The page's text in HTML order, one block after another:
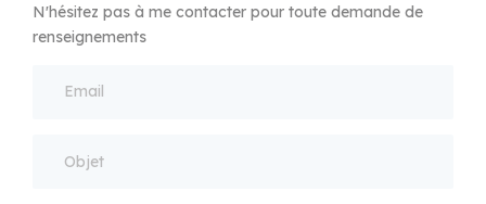
N'hésitez pas à me contacter pour toute demande de
renseignements